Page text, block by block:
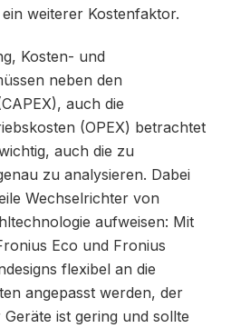
weiterer Kostenfaktor.
Kosten- und
neben den
auch die
(OPEX) betrachtet
auch die zu
zu analysieren. Dabei
Wechselrichter von
aufweisen: Mit
Eco und Fronius
flexibel an die
angepasst werden, der
ist gering und sollte